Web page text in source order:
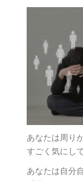
あなたは周り
すごく気にし
あなたは自分